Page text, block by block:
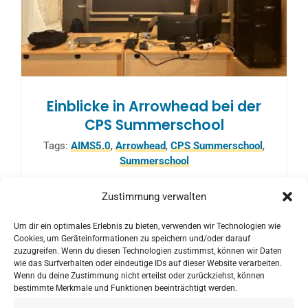
Zustimmung verwalten
Um dir ein optimales Erlebnis zu bieten, verwenden wir Technologien wie
Cookies, um Geräteinformationen zu speichern und/oder darauf
zuzugreifen. Wenn du diesen Technologien zustimmst, können wir Daten
wie das Surfverhalten oder eindeutige IDs auf dieser Website verarbeiten.
Wenn du deine Zustimmung nicht erteilst oder zurückziehst, können
bestimmte Merkmale und Funktionen beeinträchtigt werden.
Einblicke in Arrowhead bei der
CPS Summerschool
Tags: AIMS5.0, Arrowhead, CPS Summerschool,
Summerschool
Arrowhead-Framework und wie es in
AIMS5.0 verwendet wird.